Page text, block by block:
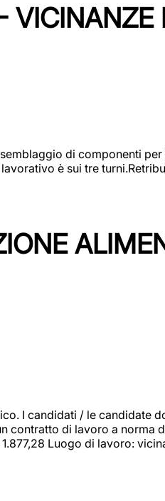
VICINANZE
di componenti
è sui tre
I candidati / le
di lavoro a
Luogo di lavoro: